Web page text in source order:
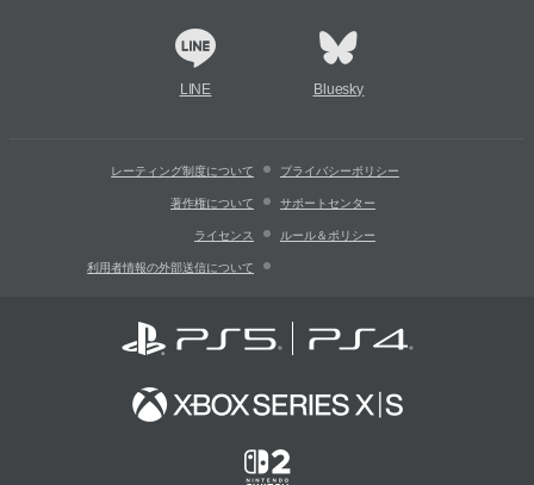
LINE Bluesky
レーティング制度について プライバシーポリシー
著作権について サポートセンター
ライセンス ルール＆ポリシー
利用者情報の外部送信について